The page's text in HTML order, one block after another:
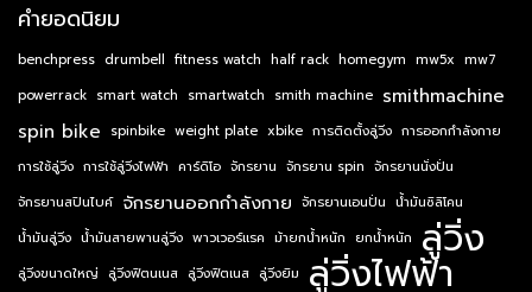
คำยอดนิยม
benchpress drumbell fitness watch half rack homegym mw5x mw7
powerrack smart watch smartwatch smith machine smithmachine
spin bike spinbike weight plate xbike การติดตั้งลู่วิ่ง การออกกำลังกาย
การใช้ลู่วิ่ง การใช้ลู่วิ่งไฟฟ้า คาร์ดิโอ จักรยาน จักรยาน spin จักรยานนั่งปั่น
จักรยานสปินไบค์ จักรยานออกกำลังกาย จักรยานเอนปั่น น้ำมันซิลิโคน
น้ำมันลู่วิ่ง น้ำมันสายพานลู่วิ่ง พาวเวอร์แรค ม้ายกน้ำหนัก ยกน้ำหนัก ลู่วิ่ง
ลู่วิ่งขนาดใหญ่ ลู่วิ่งฟิตนเนส ลู่วิ่งฟิตเนส ลู่วิ่งยิม ลู่วิ่งไฟฟ้า